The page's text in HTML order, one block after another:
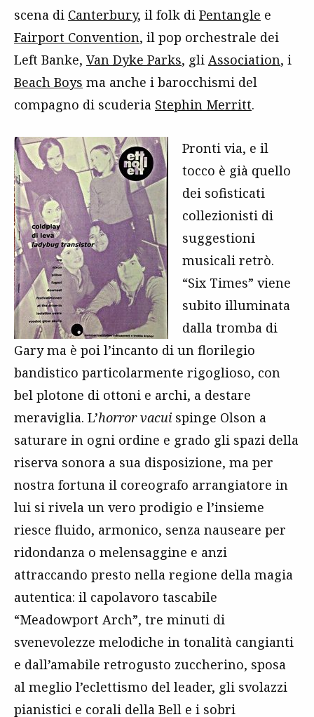
scena di Canterbury, il folk di Pentangle e
Fairport Convention, il pop orchestrale dei
Left Banke, Van Dyke Parks, gli Association, i
Beach Boys ma anche i barocchismi del
compagno di scuderia Stephin Merritt.
Pronti via, e il
tocco è già quello
dei sofisticati
collezionisti di
suggestioni
musicali retrò.
“Six Times” viene
subito illuminata
dalla tromba di
Gary ma è poi l’incanto di un florilegio
bandistico particolarmente rigoglioso, con
bel plotone di ottoni e archi, a destare
meraviglia. L’horror vacui spinge Olson a
saturare in ogni ordine e grado gli spazi della
riserva sonora a sua disposizione, ma per
nostra fortuna il coreografo arrangiatore in
lui si rivela un vero prodigio e l’insieme
riesce fluido, armonico, senza nauseare per
ridondanza o melensaggine e anzi
attraccando presto nella regione della magia
autentica: il capolavoro tascabile
“Meadowport Arch”, tre minuti di
svenevolezze melodiche in tonalità cangianti
e dall’amabile retrogusto zuccherino, sposa
al meglio l’eclettismo del leader, gli svolazzi
pianistici e corali della Bell e i sobri